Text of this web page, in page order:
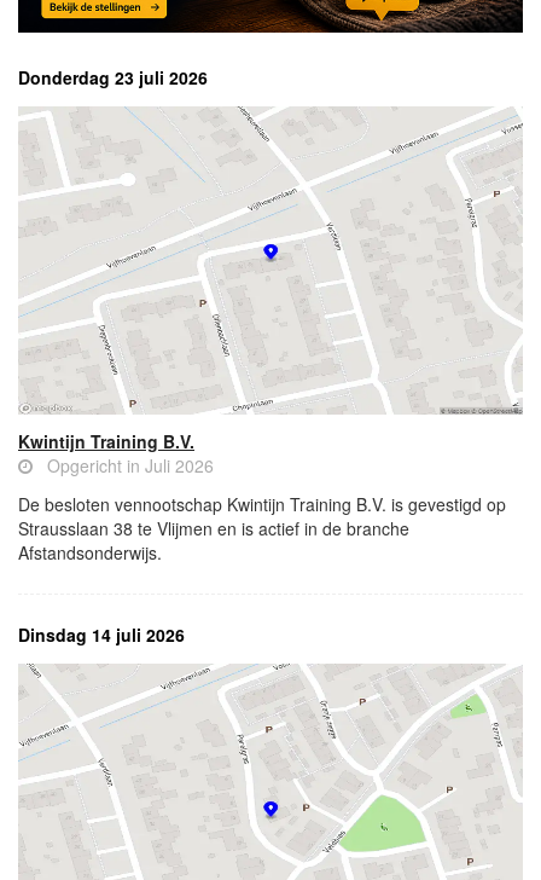
Donderdag 23 juli 2026
Kwintijn Training B.V.
Opgericht in Juli 2026
De besloten vennootschap Kwintijn Training B.V. is gevestigd op
Strausslaan 38 te Vlijmen en is actief in de branche
Afstandsonderwijs.
Dinsdag 14 juli 2026